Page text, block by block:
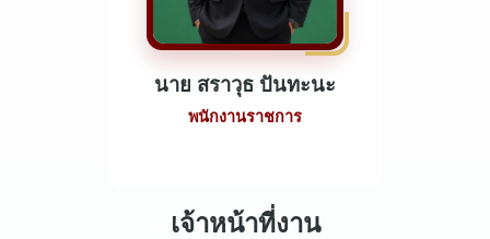
นาย สราวุธ ปันทะนะ
พนักงานราชการ
เจ้าหน้าที่งาน